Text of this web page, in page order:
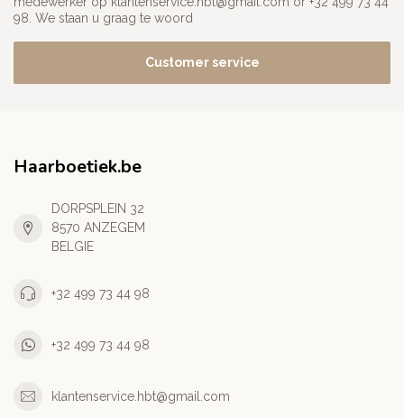
98. We staan u graag te woord
Customer service
Haarboetiek.be
DORPSPLEIN 32
8570 ANZEGEM
BELGIE
+32 499 73 44 98
+32 499 73 44 98
klantenservice.hbt@gmail.com